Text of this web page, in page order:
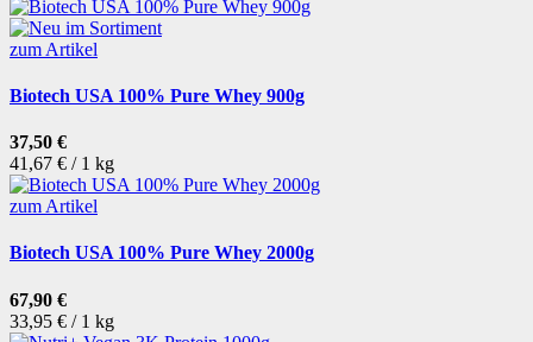
zum Artikel
Biotech USA 100% Pure Whey 900g
37,50 €
41,67 € / 1 kg
zum Artikel
Biotech USA 100% Pure Whey 2000g
67,90 €
33,95 € / 1 kg